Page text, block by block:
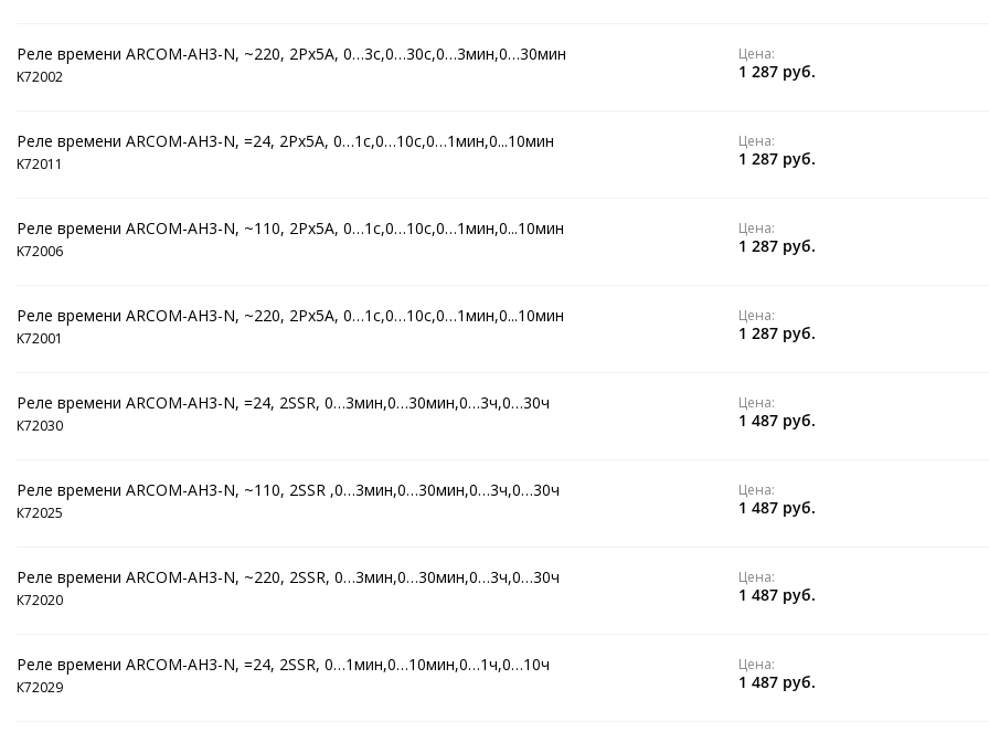
Реле времени ARCOM-AH3-N, ~220, 2Рх5А, 0…3c,0…30c,0…3мин,0…30мин
K72002
Цена:
1 287 руб.
Реле времени ARCOM-AH3-N, =24, 2Рх5А, 0…1c,0…10c,0…1мин,0...10мин
K72011
Цена:
1 287 руб.
Реле времени ARCOM-AH3-N, ~110, 2Рх5А, 0…1c,0…10c,0…1мин,0...10мин
K72006
Цена:
1 287 руб.
Реле времени ARCOM-AH3-N, ~220, 2Рх5А, 0…1c,0…10c,0…1мин,0...10мин
K72001
Цена:
1 287 руб.
Реле времени ARCOM-AH3-N, =24, 2SSR, 0…3мин,0…30мин,0…3ч,0…30ч
К72030
Цена:
1 487 руб.
Реле времени ARCOM-AH3-N, ~110, 2SSR ,0…3мин,0…30мин,0…3ч,0…30ч
К72025
Цена:
1 487 руб.
Реле времени ARCOM-AH3-N, ~220, 2SSR, 0…3мин,0…30мин,0…3ч,0…30ч
К72020
Цена:
1 487 руб.
Реле времени ARCOM-AH3-N, =24, 2SSR, 0…1мин,0…10мин,0…1ч,0…10ч
К72029
Цена:
1 487 руб.